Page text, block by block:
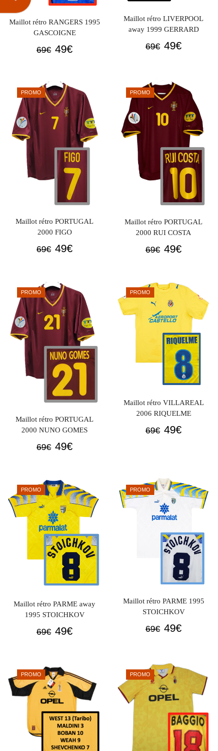
Maillot rétro RANGERS 1995
GASCOIGNE
69€ Le
était :
69€.
49€Le
est :
49€.
Maillot rétro LIVERPOOL
away 1999 GERRARD
69€ Le
était :
69€.
49€Le
49€.
PROMO
Maillot rétro PORTUGAL
2000 FIGO
69€ Le
était :
69€.
49€Le
49€.
PROMO
Maillot rétro PORTUGAL
2000 RUI COSTA
69€ Le
était :
69€.
49€Le
est :
49€.
PROMO
Maillot rétro PORTUGAL
2000 NUNO GOMES
69€ Le
était :
69€.
49€Le
est :
49€.
PROMO
Maillot rétro VILLAREAL
2006 RIQUELME
69€ Le
69€.
49€Le
49€.
PROMO
Maillot rétro PARME away
1995 STOICHKOV
69€ Le
était :
69€.
49€Le
49€.
PROMO
Maillot rétro PARME 1995
STOICHKOV
69€ Le
était :
69€.
49€Le
est :
PROMO PROMO